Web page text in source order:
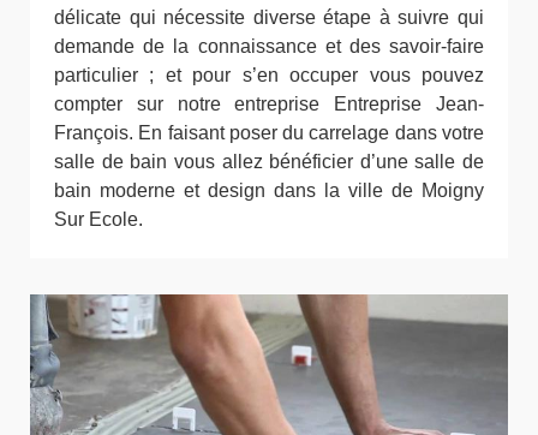
délicate qui nécessite diverse étape à suivre qui
demande de la connaissance et des savoir-faire
particulier ; et pour s’en occuper vous pouvez
compter sur notre entreprise Entreprise Jean-
François. En faisant poser du carrelage dans votre
salle de bain vous allez bénéficier d’une salle de
bain moderne et design dans la ville de Moigny
Sur Ecole.